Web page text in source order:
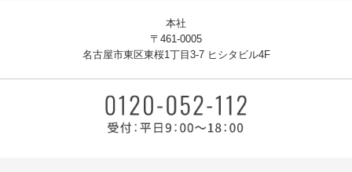
本社
〒461-0005
名古屋市東区東桜1丁目3-7 ヒシタビル4F